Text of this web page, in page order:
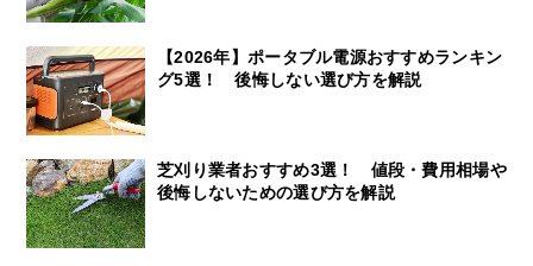
【2026年】ポータブル電源おすすめランキン
グ5選！ 後悔しない選び方を解説
芝刈り業者おすすめ3選！ 値段・費用相場や
後悔しないための選び方を解説